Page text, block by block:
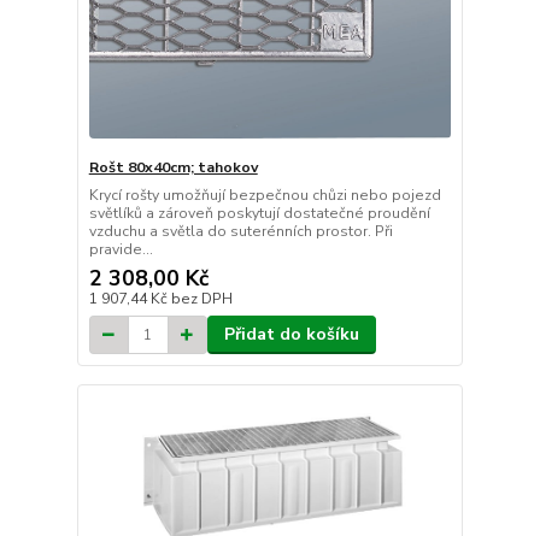
Rošt 80x40cm; tahokov
Krycí rošty umožňují bezpečnou chůzi nebo pojezd
světlíků a zároveň poskytují dostatečné proudění
vzduchu a světla do suterénních prostor. Při
pravide...
2 308,00 Kč
1 907,44 Kč bez DPH
Přidat do košíku